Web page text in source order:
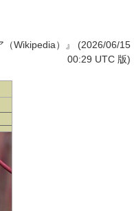
（Wikipedia）』 (2026/06/15
00:29 UTC 版)